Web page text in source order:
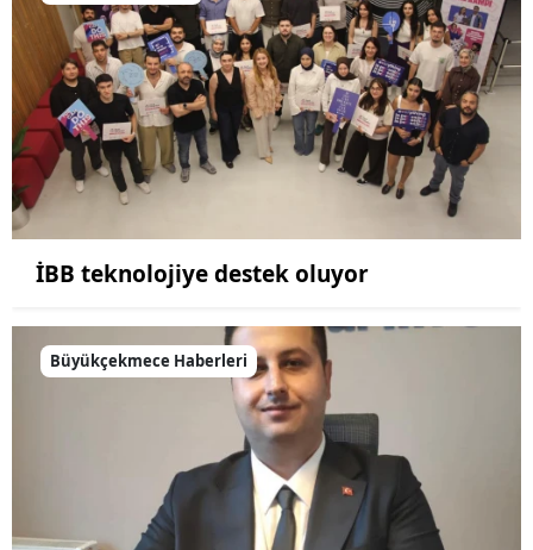
İBB teknolojiye destek oluyor
Büyükçekmece Haberleri